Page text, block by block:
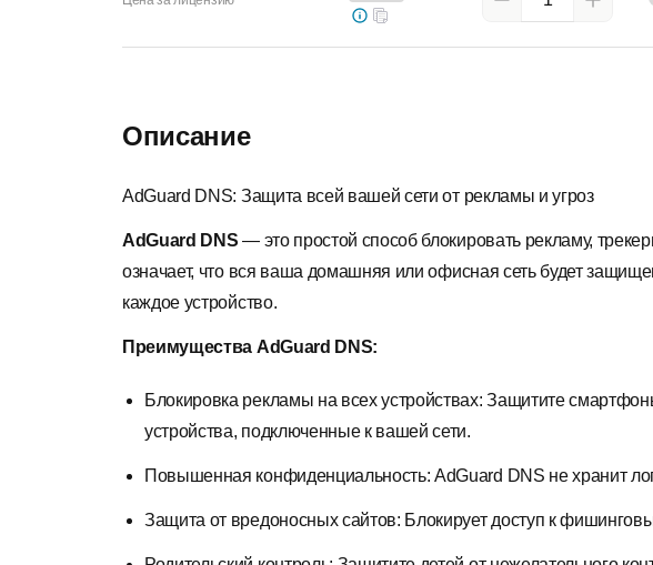
Описание
AdGuard DNS: Защита всей вашей сети от рекламы и угроз
AdGuard DNS — это простой способ блокировать рекламу,
означает, что вся ваша домашняя или офисная сеть будет
каждое устройство.
Преимущества AdGuard DNS:
Блокировка рекламы на всех устройствах: Защитите
устройства, подключенные к вашей сети.
Повышенная конфиденциальность: AdGuard DNS не хранит
Защита от вредоносных сайтов: Блокирует доступ к